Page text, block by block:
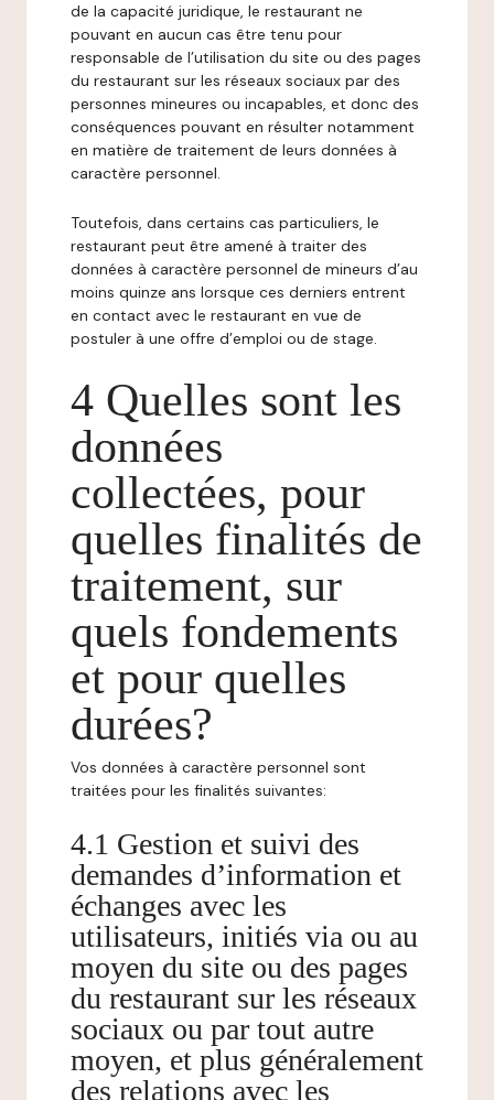
de la capacité juridique, le restaurant ne
pouvant en aucun cas être tenu pour
responsable de l’utilisation du site ou des pages
du restaurant sur les réseaux sociaux par des
personnes mineures ou incapables, et donc des
conséquences pouvant en résulter notamment
en matière de traitement de leurs données à
caractère personnel.
Toutefois, dans certains cas particuliers, le
restaurant peut être amené à traiter des
données à caractère personnel de mineurs d’au
moins quinze ans lorsque ces derniers entrent
en contact avec le restaurant en vue de
postuler à une offre d’emploi ou de stage.
4 Quelles sont les
données
collectées, pour
quelles finalités de
traitement, sur
quels fondements
et pour quelles
durées?
Vos données à caractère personnel sont
traitées pour les finalités suivantes:
4.1 Gestion et suivi des
demandes d’information et
échanges avec les
utilisateurs, initiés via ou au
moyen du site ou des pages
du restaurant sur les réseaux
sociaux ou par tout autre
moyen, et plus généralement
des relations avec les